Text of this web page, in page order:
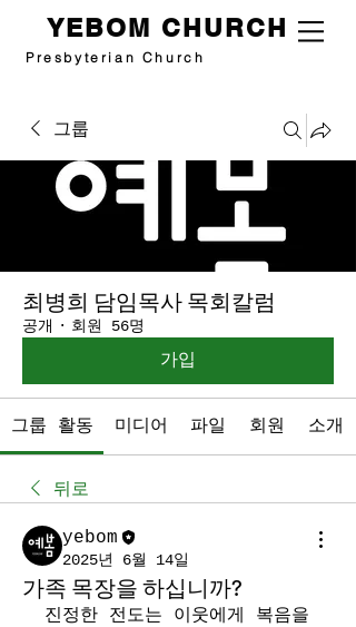
Presbyterian Church
YEBOM CHURCH
그룹
최병희 담임목사 목회칼럼
공개 · 회원 56명
가입
그룹 활동 미디어 파일 회원 소개
뒤로
yebom
2025년 6월 14일
가족 목장을 하십니까?
진정한 전도는 이웃에게 복음을